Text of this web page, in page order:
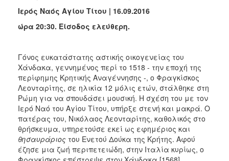
Ιερός Ναός Αγίου Τίτου | 16.09.2016
ώρα 20:30. Είσοδος ελεύθερη.
Γόνος ευκατάστατης αστικής οικογενείας του
Χάνδακα, γεννημένος περί το 1518 - την εποχή της
περίφημης Κρητικής Αναγέννησης -, ο Φραγκίσκος
Λεονταρίτης, σε ηλικία 12 μόλις ετών, στάλθηκε στη
Ρώμη για να σπουδάσει μουσική. Η σχέση του με τον
Ιερό Ναό του Αγίου Τίτου, υπήρξε στενή και μακρά. Ο
πατέρας του, Νικόλαος Λεονταρίτης, καθολικός στο
θρήσκευμα, υπηρετούσε εκεί ως εφημέριος και
θησαυράριος του Ενετού Δούκα της Κρήτης. Αφού
έζησε μια ζωή περιπετειώδη, στην Ιταλία κυρίως, ο